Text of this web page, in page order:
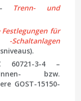
– Trenn- und
Festlegungen für
60721-3-4 –
bzw.
GOST-15150-